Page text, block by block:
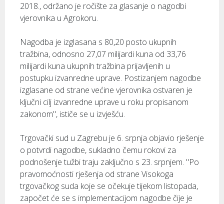
2018., održano je ročište za glasanje o nagodbi
vjerovnika u Agrokoru.
Nagodba je izglasana s 80,20 posto ukupnih
tražbina, odnosno 27,07 milijardi kuna od 33,76
milijardi kuna ukupnih tražbina prijavljenih u
postupku izvanredne uprave. Postizanjem nagodbe
izglasane od strane većine vjerovnika ostvaren je
ključni cilj izvanredne uprave u roku propisanom
zakonom", ističe se u izvješću.
Trgovački sud u Zagrebu je 6. srpnja objavio rješenje
o potvrdi nagodbe, sukladno čemu rokovi za
podnošenje tužbi traju zaključno s 23. srpnjem. "Po
pravomoćnosti rješenja od strane Visokoga
trgovačkog suda koje se očekuje tijekom listopada,
započet će se s implementacijom nagodbe čije je